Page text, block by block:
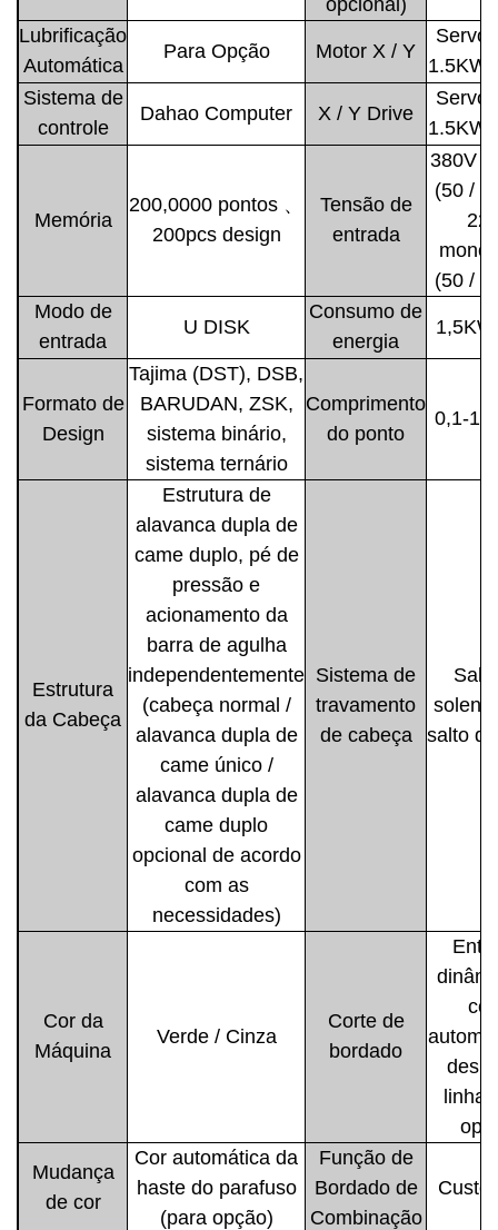
Lubrificação
Automática
Para Opção Motor X / Y
Servo
1.5KW
Sistema de
controle
Dahao Computer X / Y Drive
Servo
1.5KW
Memória
200,0000 pontos 、
200pcs design
Tensão de
entrada
380V
(50 /
(50 /
Modo de
entrada
U DISK
Consumo de
energia
Formato de
Design
Tajima (DST), DSB,
BARUDAN, ZSK,
sistema binário,
sistema ternário
Comprimento
do ponto
0,1-
Estrutura
da Cabeça
Estrutura de
alavanca dupla de
came duplo, pé de
pressão e
acionamento da
barra de agulha
independentemente
(cabeça normal /
alavanca dupla de
came único /
alavanca dupla de
came duplo
opcional de acordo
com as
necessidades)
Sistema de
travamento
de cabeça
salto
Cor da
Máquina
Verde / Cinza
Corte de
bordado
linha
Mudança
de cor
Cor automática da
haste do parafuso
(para opção)
Função de
Bordado de
Combinação